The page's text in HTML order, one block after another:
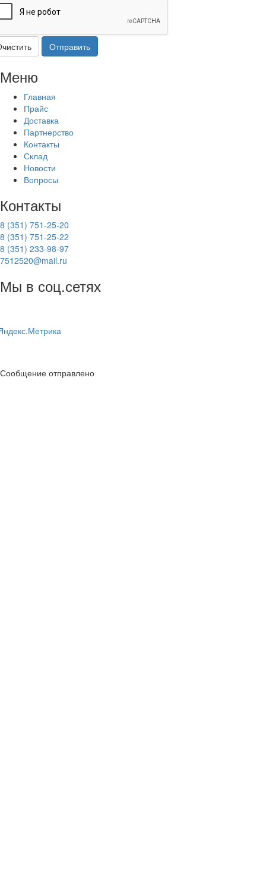
Отправить
Меню
Главная
Прайс
Доставка
Партнерство
Контакты
Склад
Новости
Вопросы
Контакты
8 (351) 751-25-20
8 (351) 751-25-22
8 (351) 233-98-97
7512520@mail.ru
Мы в соц.сетях
Сообщение отправлено